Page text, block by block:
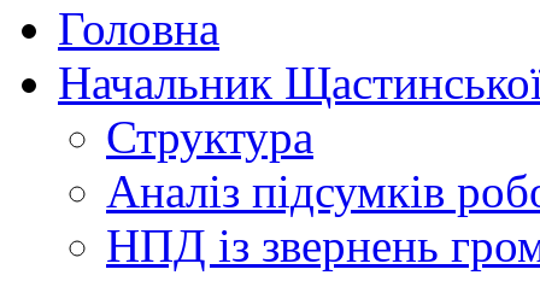
Головна
Начальник
Структура
Аналіз підсумків
НПД із звернень